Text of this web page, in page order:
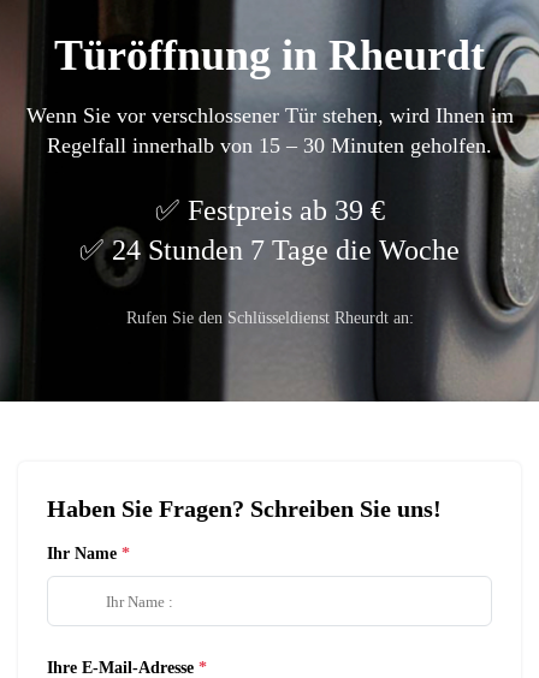
Türöffnung in Rheurdt
Wenn Sie vor verschlossener Tür stehen, wird Ihnen im
Regelfall innerhalb von 15 – 30 Minuten geholfen.
Festpreis ab 39 €
24 Stunden 7 Tage die Woche
Rufen Sie den Schlüsseldienst Rheurdt an:
Haben Sie Fragen? Schreiben Sie uns!
Ihr Name
Ihre E-Mail-Adresse